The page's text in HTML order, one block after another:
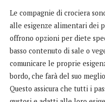
Le compagnie di crociera
alle esigenze alimentari dei
offrono opzioni per diete
basso contenuto di sale o
comunicare le proprie
bordo, che farà del suo
Questo assicura che tutti i